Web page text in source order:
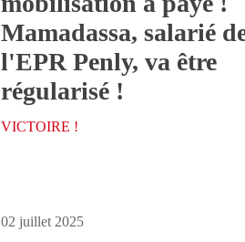
Mamadassa, salarié
l'EPR Penly, va être
régularisé !
VICTOIRE !
02 juillet 2025